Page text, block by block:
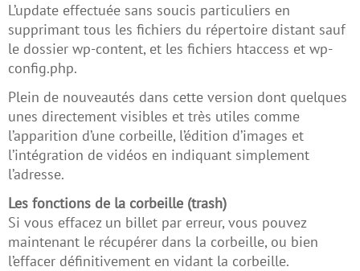
L’update effectuée sans soucis particuliers en
supprimant tous les fichiers du répertoire distant sauf
le dossier wp-content, et les fichiers htaccess et wp-
config.php.
Plein de nouveautés dans cette version dont quelques
unes directement visibles et très utiles comme
l’apparition d’une corbeille, l’édition d’images et
l’intégration de vidéos en indiquant simplement
l’adresse.
Les fonctions de la corbeille (trash)
Si vous effacez un billet par erreur, vous pouvez
maintenant le récupérer dans la corbeille, ou bien
l’effacer définitivement en vidant la corbeille.